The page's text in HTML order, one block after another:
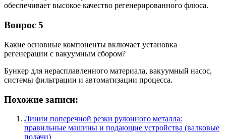
обеспечивает высокое качество регенерированного флюса.
Вопрос 5
Какие основные компоненты включает установка
регенерации с вакуумным сбором?
Бункер для нерасплавленного материала, вакуумный насос,
системы фильтрации и автоматизации процесса.
Похожие записи:
Линии поперечной резки рулонного металла:
правильные машины и подающие устройства (валковые
подачи)